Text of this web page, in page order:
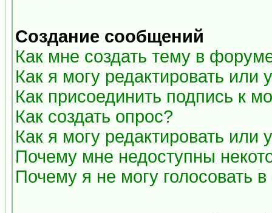
Создание сообщений
Как мне создать тему в
Как я могу редактировать или
Как присоединить подпись к
Как создать опрос?
Как я могу редактировать или
Почему мне недоступны
Почему я не могу голосовать